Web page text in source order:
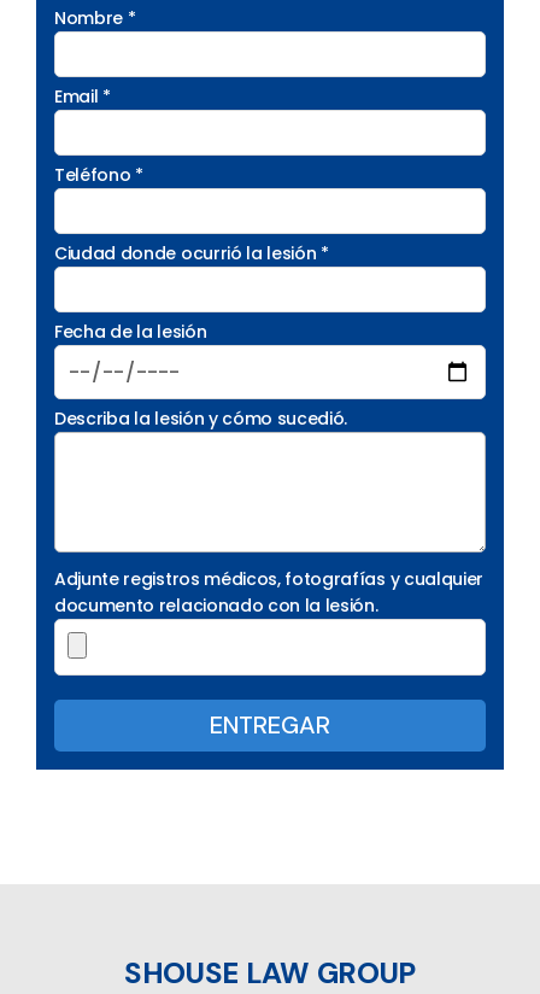
Nombre *
Email *
Teléfono *
Ciudad donde ocurrió la lesión *
Fecha de la lesión
Describa la lesión y cómo sucedió.
Adjunte registros médicos, fotografías y cualquier
documento relacionado con la lesión.
SHOUSE LAW GROUP